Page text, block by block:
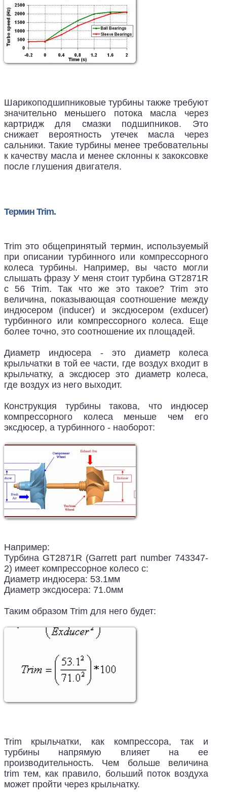
Шарикоподшипниковые турбины также требуют
значительно меньшего потока масла через
картридж для смазки подшипников. Это
снижает вероятность утечек масла через
сальники. Такие турбины менее требовательны
к качеству масла и менее склонны к закоксовке
после глушения двигателя.
Термин Trim.
Trim это общепринятый термин, используемый
при описании турбинного или компрессорного
колеса турбины. Например, вы часто могли
слышать фразу У меня стоит турбина GT2871R
с 56 Trim. Так что же это такое? Trim это
величина, показывающая соотношение между
индюсером (inducer) и эксдюсером (exducer)
турбинного или компрессорного колеса. Еще
более точно, это соотношение их площадей.
Диаметр индюсера - это диаметр колеса
крыльчатки в той ее части, где воздух входит в
крыльчатку, а эксдюсер это диаметр колеса,
где воздух из него выходит.
Конструкция турбины такова, что индюсер
компрессорного колеса меньше чем его
эксдюсер, а турбинного - наоборот:
Например:
Турбина GT2871R (Garrett part number 743347-
2) имеет компрессорное колесо с:
Диаметр индюсера: 53.1мм
Диаметр эксдюсера: 71.0мм
Таким образом Trim для него будет:
Trim крыльчатки, как компрессора, так и
турбины напрямую влияет на ее
производительность. Чем больше величина
trim тем, как правило, больший поток воздуха
может пройти через крыльчатку.